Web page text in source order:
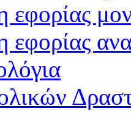
εφορίας
εφορίας